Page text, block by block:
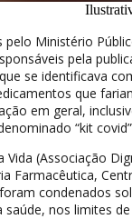
Ministério
pela
se identificava
que
em geral,
“kit
Vida (Associação
Farmacêutica,
foram condenados
nos limites